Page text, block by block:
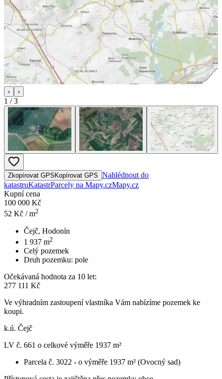
‹ ›
1 /3
Zkopírovat GPS Kopírovat GPS Nahlédnout do
katastruKatastrParcely na Mapy.czMapy.cz
Kupní cena
100 000 Kč
52 Kč / m2
Čejč, Hodonín
1 937 m2
Celý pozemek
Druh pozemku: pole
Očekávaná hodnota za 10 let:
277 111 Kč
Ve výhradním zastoupení vlastníka Vám nabízíme pozemek ke
koupi.
k.ú. Čejč
LV č. 661 o celkové výměře 1937 m²
Parcela č. 3022 - o výměře 1937 m² (Ovocný sad)